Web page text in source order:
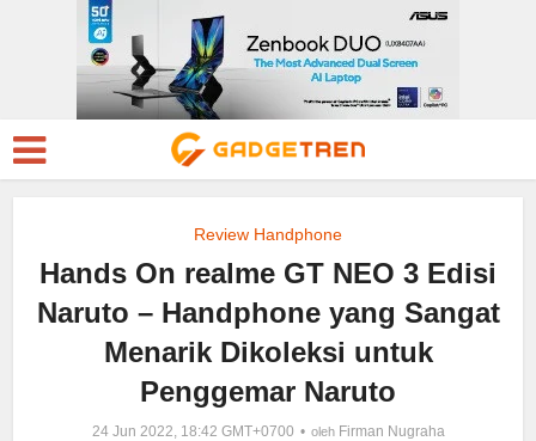
Review Handphone
Hands On realme GT NEO 3 Edisi
Naruto – Handphone yang Sangat
Menarik Dikoleksi untuk
Penggemar Naruto
24 Jun 2022, 18:42 GMT+0700 oleh Firman Nugraha